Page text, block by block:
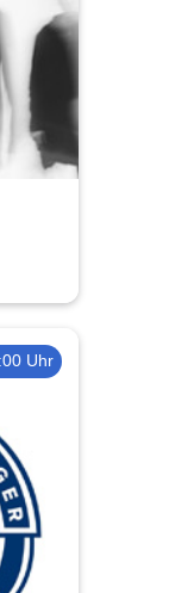
Uhr